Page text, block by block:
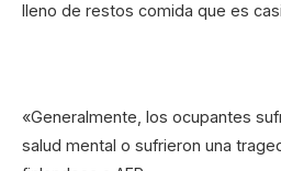
lleno de restos comida que es
«Generalmente, los ocupantes
salud mental o sufrieron una